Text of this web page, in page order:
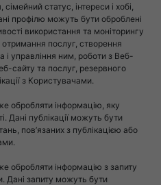
статус, інтереси і хобі,
профілю можуть бути оброблені
використання та моніторингу
послуг, створення
і управління ним, роботи з Веб-
сайту та послуг, резервного
з Користувачами.
обробляти інформацію, яку
Дані публікації можуть бути
пов’язаних з публікацією або
обробляти інформацію з запиту
Дані запиту можуть бути